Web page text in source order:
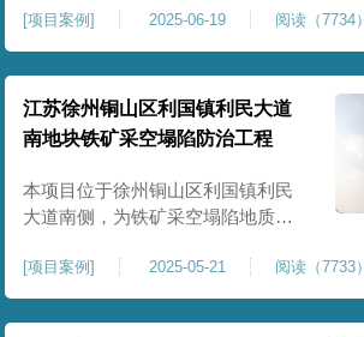
积约 20000 平方米，采用满场强夯
加固方式改善场地工程地质条件，
有效提高地基承载力、控制不均匀
沉降，满足变电站各类构支架、电
气设备及配套设施建设标准。本项
目是嵩县重要电力基础设施，投运
后优化区域电网布局，增强当
[项目案例] 2025-06-19 阅读（7734）
江苏徐州铜山区利国镇利民大道
南地块铁矿采空塌陷防治工程
本项目位于徐州铜山区利国镇利民
大道南侧，为铁矿采空塌陷地质灾
35000㎡。针对区域铁矿开采遗留的
地层松散、裂隙发育、塌陷沉降等
隐患，采用强夯工艺加固场地地
[项目案例] 2025-05-21 阅读（7733）